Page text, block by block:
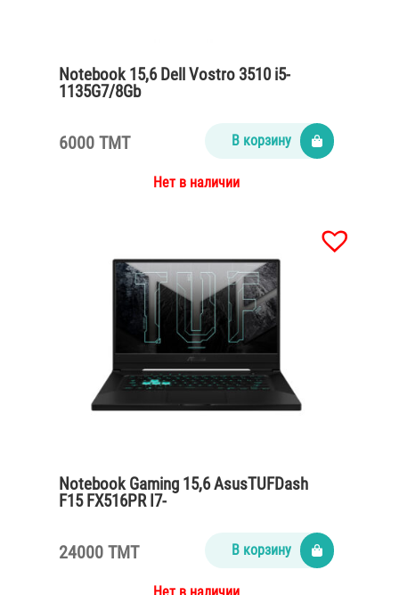
Notebook 15,6 Dell Vostro 3510 i5-
1135G7/8Gb
6000 TMT В корзину
Нет в наличии
Notebook Gaming 15,6 AsusTUFDash
F15 FX516PR I7-
24000 TMT В корзину